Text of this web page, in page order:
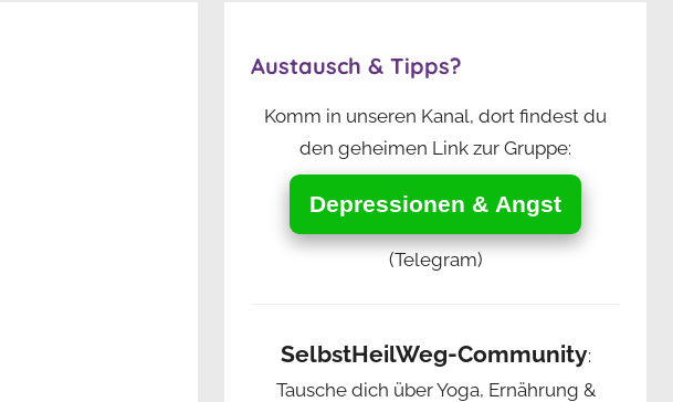
Austausch & Tipps?
Komm in unseren Kanal, dort findest du
den geheimen Link zur Gruppe:
Depressionen & Angst
(Telegram)
SelbstHeilWeg-Community:
Tausche dich über Yoga, Ernährung &